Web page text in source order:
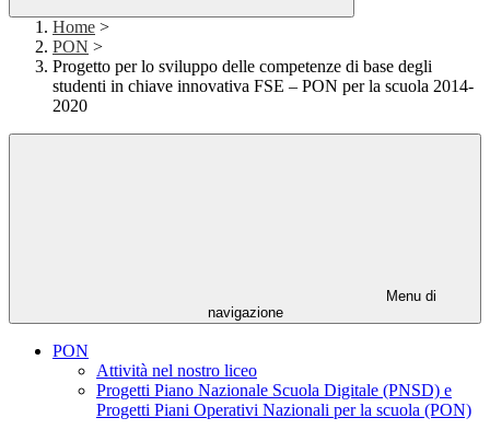
Home >
PON >
Progetto per lo sviluppo delle competenze di base degli
studenti in chiave innovativa FSE – PON per la scuola 2014-
2020
Menu di
navigazione
PON
Attività nel nostro liceo
Progetti Piano Nazionale Scuola Digitale (PNSD) e
Progetti Piani Operativi Nazionali per la scuola (PON)